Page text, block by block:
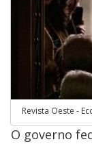
Revista Oeste -
O governo